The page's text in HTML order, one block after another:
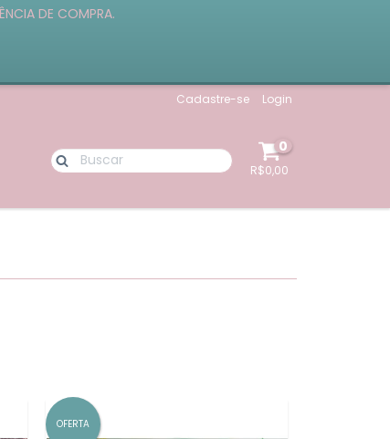
DE COMPRA.
Cadastre-se Login
0
R$0,00
OFERTA